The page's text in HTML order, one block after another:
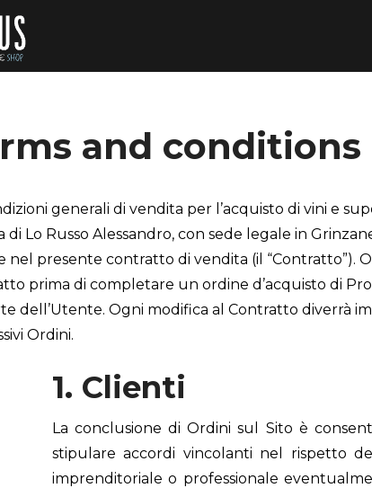
and conditions
generali di vendita per l’acquisto di vini e
di Lo Russo Alessandro, con sede legale in
nel presente contratto di vendita (il “Contratto”).
prima di completare un ordine d’acquisto di
dell’Utente. Ogni modifica al Contratto diverrà
Ordini.
1. Clienti
La conclusione di Ordini sul Sito è
stipulare accordi vincolanti nel rispetto
imprenditoriale o professionale